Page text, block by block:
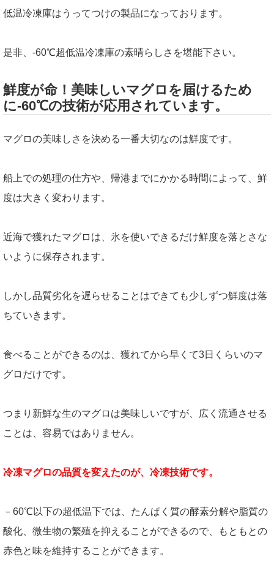
低温冷凍庫はうってつけの製品になっております。
是非、-60℃超低温冷凍庫の素晴らしさを堪能下さい。
鮮度が命！美味しいマグロを届けるため
に-60℃の技術が応用されています。
マグロの美味しさを決める一番大切なのは鮮度です。
船上での処理の仕方や、帰港までにかかる時間によって、鮮
度は大きく変わります。
近海で獲れたマグロは、氷を使いできるだけ鮮度を落とさな
いように保存されます。
しかし品質劣化を遅らせることはできても少しずつ鮮度は落
ちていきます。
食べることができるのは、獲れてから早くて3日くらいのマ
グロだけです。
つまり新鮮な生のマグロは美味しいですが、広く流通させる
ことは、容易ではありません。
冷凍マグロの品質を変えたのが、冷凍技術です。
－60℃以下の超低温下では、たんぱく質の酵素分解や脂質の
酸化、微生物の繁殖を抑えることができるので、もともとの
赤色と味を維持することができます。